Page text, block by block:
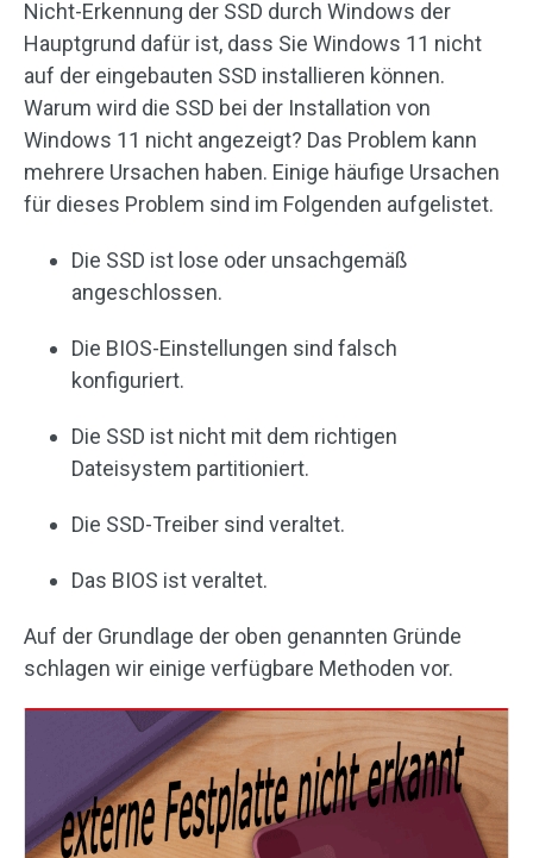
Nicht-Erkennung der SSD durch Windows der
Hauptgrund dafür ist, dass Sie Windows 11 nicht
auf der eingebauten SSD installieren können.
Warum wird die SSD bei der Installation von
Windows 11 nicht angezeigt? Das Problem kann
mehrere Ursachen haben. Einige häufige Ursachen
für dieses Problem sind im Folgenden aufgelistet.
Die SSD ist lose oder unsachgemäß
angeschlossen.
Die BIOS-Einstellungen sind falsch
konfiguriert.
Die SSD ist nicht mit dem richtigen
Dateisystem partitioniert.
Die SSD-Treiber sind veraltet.
Das BIOS ist veraltet.
Auf der Grundlage der oben genannten Gründe
schlagen wir einige verfügbare Methoden vor.